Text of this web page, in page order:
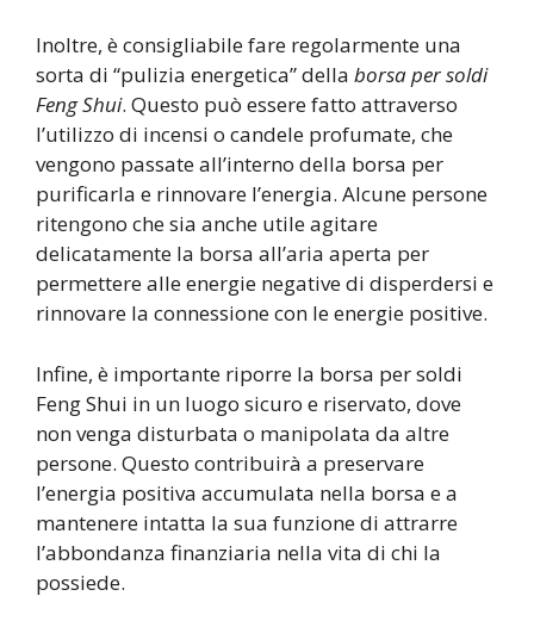
Inoltre, è consigliabile fare regolarmente una
sorta di “pulizia energetica” della borsa per soldi
Feng Shui. Questo può essere fatto attraverso
l’utilizzo di incensi o candele profumate, che
vengono passate all’interno della borsa per
purificarla e rinnovare l’energia. Alcune persone
ritengono che sia anche utile agitare
delicatamente la borsa all’aria aperta per
permettere alle energie negative di disperdersi e
rinnovare la connessione con le energie positive.
Infine, è importante riporre la borsa per soldi
Feng Shui in un luogo sicuro e riservato, dove
non venga disturbata o manipolata da altre
persone. Questo contribuirà a preservare
l’energia positiva accumulata nella borsa e a
mantenere intatta la sua funzione di attrarre
l’abbondanza finanziaria nella vita di chi la
possiede.